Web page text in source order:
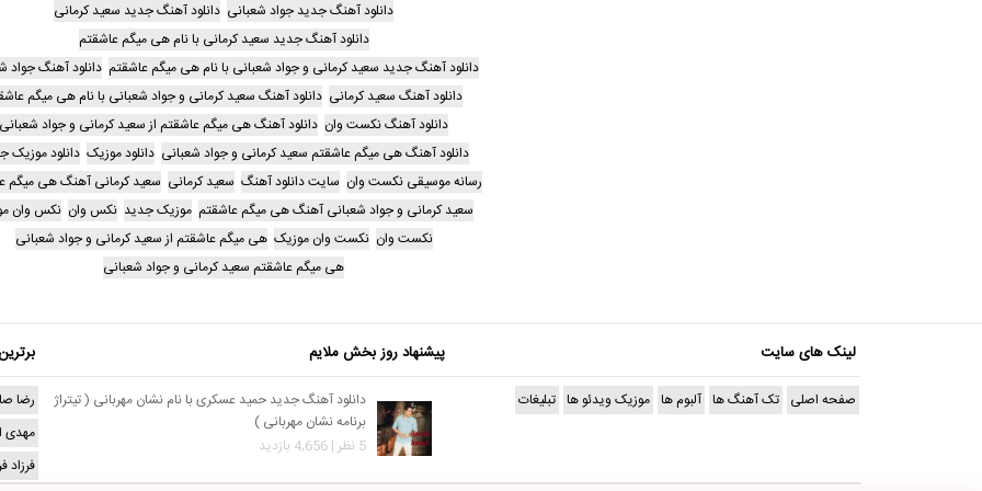
دانلود آهنگ جدید جواد شعبانی دانلود آهنگ جدید سعید کرمانی
دانلود آهنگ جدید سعید کرمانی با نام هی میگم عاشقتم
دانلود آهنگ جدید سعید کرمانی و جواد شعبانی با نام هی میگم عاشقتم دانلود آهنگ جواد
دانلود آهنگ سعید کرمانی دانلود آهنگ سعید کرمانی و جواد شعبانی با نام هی میگم
دانلود آهنگ نکست وان دانلود آهنگ هی میگم عاشقتم از سعید کرمانی و جواد شعبانی
دانلود آهنگ هی میگم عاشقتم سعید کرمانی و جواد شعبانی دانلود موزیک دانلود موزیک
رسانه موسیقی نکست وان سایت دانلود آهنگ سعید کرمانی سعید کرمانی آهنگ هی میگم
سعید کرمانی و جواد شعبانی آهنگ هی میگم عاشقتم موزیک جدید نکس وان نکس وان
نکست وان نکست وان موزیک هی میگم عاشقتم از سعید کرمانی و جواد شعبانی
هی میگم عاشقتم سعید کرمانی و جواد شعبانی
لینک های سایت
صفحه اصلی تک آهنگ ها آلبوم ها موزیک ویدئو ها تبلیغات
پیشنهاد روز بخش ملایم
دانلود آهنگ جدید حمید عسکری با نام نشان مهربانی ( تیتراژ
برنامه نشان مهربانی )
5 نظر | 4,656 بازدید
رضا
مهدی
فرزاد